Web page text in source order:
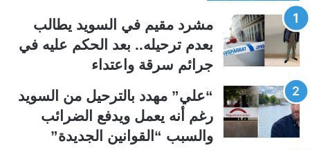
ح
ة
ا
س
ا
ب
ح
ة
ا
ت
ا
مشرد مقيم في السويد يطالب
بعدم ترحيله.. بعد الحكم عليه في
جرائم سرقة واعتداء
“علي” مهدد بالترحيل من السويد
رغم أنه يعمل ويدفع الضرائب
والسبب “القوانين الجديدة”